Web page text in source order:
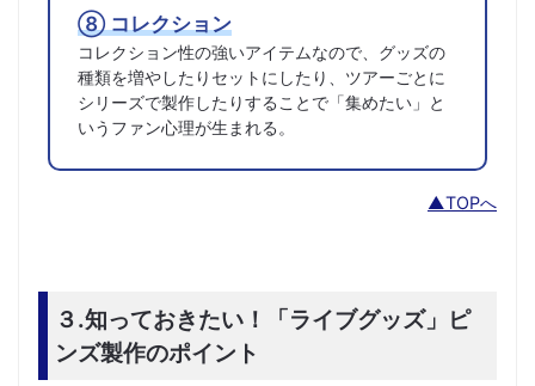
⑧ コレクション
コレクション性の強いアイテムなので、グッズの
種類を増やしたりセットにしたり、ツアーごとに
シリーズで製作したりすることで「集めたい」と
いうファン心理が生まれる。
▲TOPへ
３.知っておきたい！「ライブグッズ」ピ
ンズ製作のポイント